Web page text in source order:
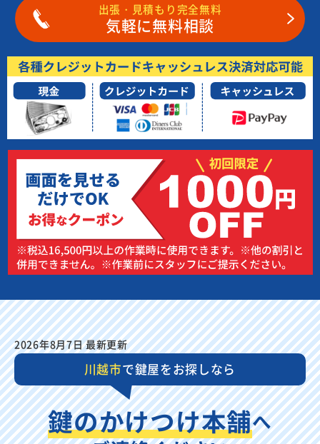
出張・見積もり完全無料
気軽に無料相談
2026年8月7日 最新更新
川越市で鍵屋をお探しなら
鍵のかけつけ本舗へ